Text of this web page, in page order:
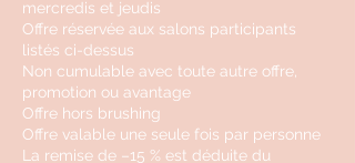
mercredis et jeudis
Offre réservée aux salons participants
listés ci-dessus
Non cumulable avec toute autre offre,
promotion ou avantage
Offre hors brushing
Offre valable une seule fois par personne
La remise de –15 % est déduite du